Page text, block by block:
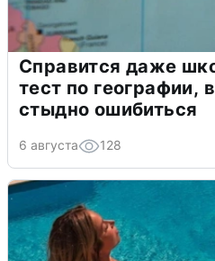
Справится даже
тест по географии,
стыдно ошибиться
6 августа 128